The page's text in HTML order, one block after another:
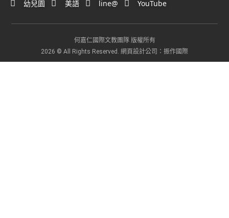
幼兒園 美語 line@ YouTube
何嘉仁國際文教團隊 版權所有
2026 © All Rights Reserved. 網頁設計公司 ：振作國際